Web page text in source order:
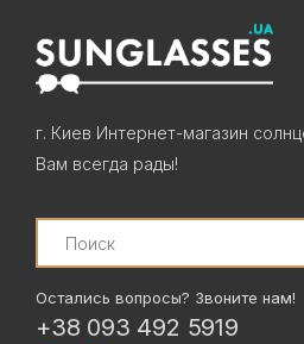
г. Киев Интернет-магазин
Вам всегда рады!
Search
Остались вопросы? Звоните нам!
+38 093 492 5919